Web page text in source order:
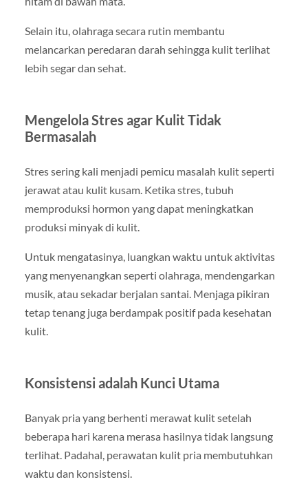
Selain itu, olahraga secara rutin membantu
melancarkan peredaran darah sehingga kulit terlihat
lebih segar dan sehat.
Mengelola Stres agar Kulit Tidak
Bermasalah
Stres sering kali menjadi pemicu masalah kulit seperti
jerawat atau kulit kusam. Ketika stres, tubuh
memproduksi hormon yang dapat meningkatkan
produksi minyak di kulit.
Untuk mengatasinya, luangkan waktu untuk aktivitas
yang menyenangkan seperti olahraga, mendengarkan
musik, atau sekadar berjalan santai. Menjaga pikiran
tetap tenang juga berdampak positif pada kesehatan
kulit.
Konsistensi adalah Kunci Utama
Banyak pria yang berhenti merawat kulit setelah
beberapa hari karena merasa hasilnya tidak langsung
terlihat. Padahal, perawatan kulit pria membutuhkan
waktu dan konsistensi.